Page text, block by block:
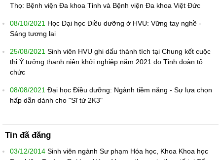
Thọ: Bệnh viện Đa khoa Tỉnh và Bệnh viện Đa khoa Việt Đức
08/10/2021 Học Đại học Điều dưỡng ở HVU: Vững tay nghề -
Sáng tương lai
25/08/2021 Sinh viên HVU ghi dấu thành tích tại Chung kết cuộc
thi Ý tưởng thanh niên khởi nghiệp năm 2021 do Tỉnh đoàn tổ
chức
08/08/2021 Đại học Điều dưỡng: Ngành tiềm năng - Sự lựa chọn
hấp dẫn dành cho "Sĩ tử 2K3"
Tin đã đăng
03/12/2014 Sinh viên ngành Sư phạm Hóa học, Khoa Khoa học